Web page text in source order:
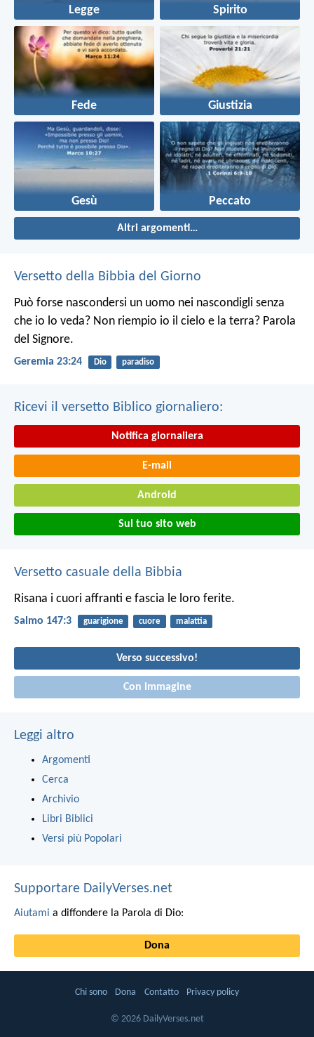
Legge Spirito
Fede Giustizia
Gesù Peccato
Altri argomenti…
Versetto della Bibbia del Giorno
Può forse nascondersi un uomo nei nascondigli senza
che io lo veda? Non riempio io il cielo e la terra? Parola
del Signore.
Geremia 23:24 Dio paradiso
Ricevi il versetto Biblico giornaliero:
Notifica giornaliera
E-mail
Android
Sul tuo sito web
Versetto casuale della Bibbia
Risana i cuori affranti e fascia le loro ferite.
Salmo 147:3 guarigione cuore malattia
Verso successivo!
Con immagine
Leggi altro
Argomenti
Cerca
Archivio
Libri Biblici
Versi più Popolari
Supportare DailyVerses.net
Aiutami a diffondere la Parola di Dio:
Dona
Chi sono Dona Contatto Privacy policy
© 2026 DailyVerses.net